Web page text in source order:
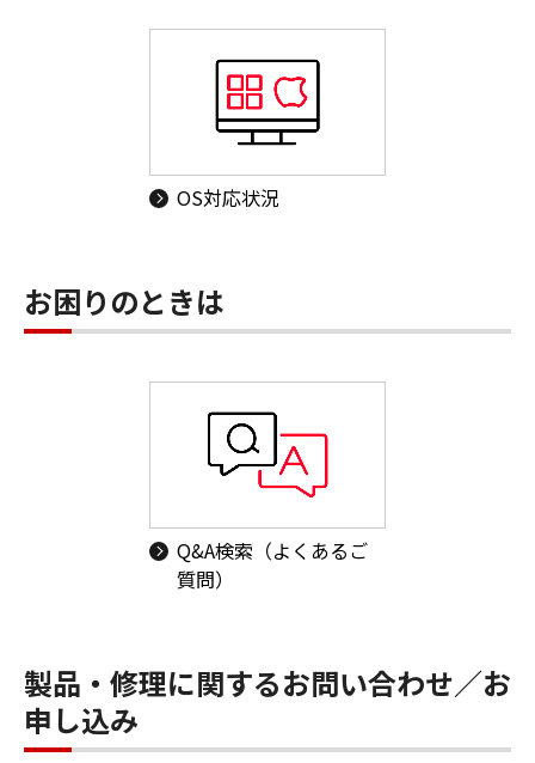
OS対応状況
お困りのときは
Q&A検索（よくあるご
質問）
製品・修理に関するお問い合わせ／お
申し込み